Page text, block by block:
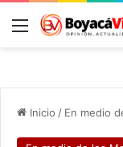
Menú
Inicio / En medio